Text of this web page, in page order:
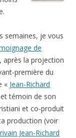
semaines, je vous
de
, après la projection
première du
« Jean-Richard
témoin de son
et co-produit
production (voir
Jean-Richard